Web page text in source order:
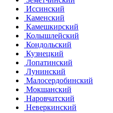
Иссинский
Каменский
Камешкирский
Колышлейский
Кондольский
Кузнецкий
Лопатинский
Лунинский
Малосердобинский
Мокшанский
Наровчатский
Неверкинский